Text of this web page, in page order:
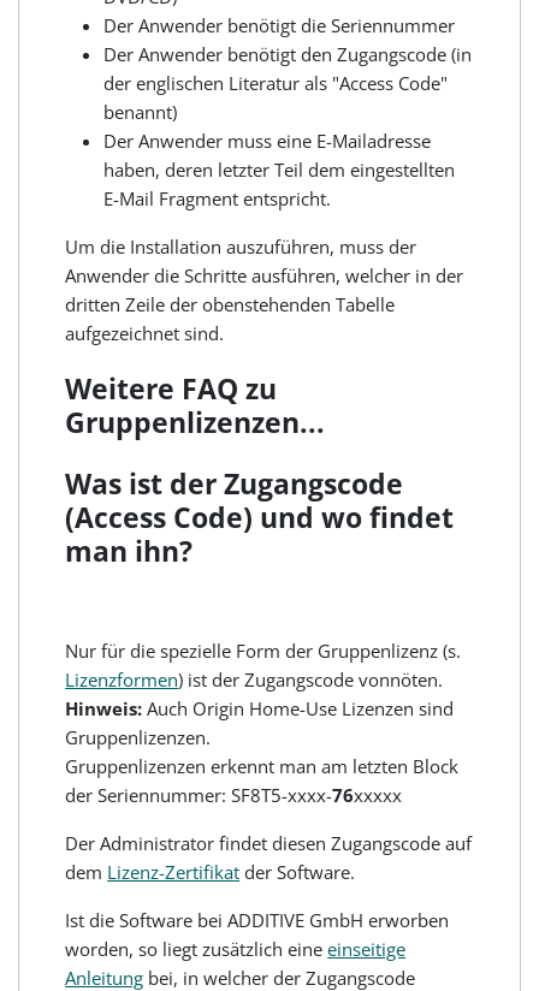
Der Anwender benötigt die Seriennummer
Der Anwender benötigt den Zugangscode (in
der englischen Literatur als "Access Code"
benannt)
Der Anwender muss eine E-Mailadresse
haben, deren letzter Teil dem eingestellten
E-Mail Fragment entspricht.
Um die Installation auszuführen, muss der
Anwender die Schritte ausführen, welcher in der
dritten Zeile der obenstehenden Tabelle
aufgezeichnet sind.
Weitere FAQ zu
Gruppenlizenzen...
Was ist der Zugangscode
(Access Code) und wo findet
man ihn?
Nur für die spezielle Form der Gruppenlizenz (s.
Lizenzformen) ist der Zugangscode vonnöten.
Hinweis: Auch Origin Home-Use Lizenzen sind
Gruppenlizenzen.
Gruppenlizenzen erkennt man am letzten Block
der Seriennummer: SF8T5-xxxx-76xxxxx
Der Administrator findet diesen Zugangscode auf
dem Lizenz-Zertifikat der Software.
Ist die Software bei ADDITIVE GmbH erworben
worden, so liegt zusätzlich eineeinseitige
Anleitung bei, in welcher der Zugangscode